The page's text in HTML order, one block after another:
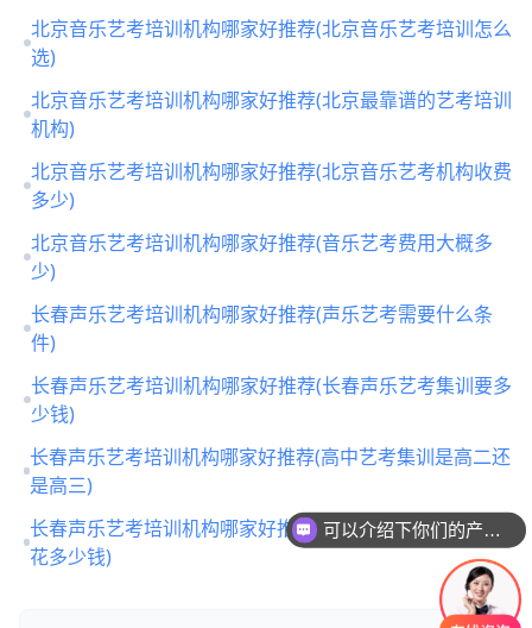
北京音乐艺考培训机构哪家好推荐(北京音乐艺考培训怎么
选)
北京音乐艺考培训机构哪家好推荐(北京最靠谱的艺考培训
机构)
北京音乐艺考培训机构哪家好推荐(北京音乐艺考机构收费
多少)
北京音乐艺考培训机构哪家好推荐(音乐艺考费用大概多
少)
长春声乐艺考培训机构哪家好推荐(声乐艺考需要什么条
件)
长春声乐艺考培训机构哪家好推荐(长春声乐艺考集训要多
少钱)
长春声乐艺考培训机构哪家好推荐(高中艺考集训是高二还
是高三)
长春声乐艺考培训机构哪家好推荐(声乐艺考集训大概需要
花多少钱)
可以介绍下你们的产品么